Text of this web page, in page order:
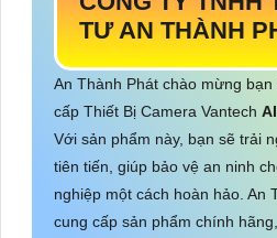
TƯ AN THÀNH
An Thành Phát chào mừng
cấp Thiết Bị Camera Vantech
Với sản phẩm này, bạn sẽ trải
tiên tiến, giúp bảo vệ an ninh
nghiệp một cách hoàn hảo. An
cung cấp sản phẩm chính